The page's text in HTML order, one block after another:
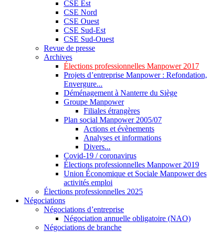
CSE Est
CSE Nord
CSE Ouest
CSE Sud-Est
CSE Sud-Ouest
Revue de presse
Archives
Élections professionnelles Manpower 2017
Projets d’entreprise Manpower : Refondation,
Envergure...
Déménagement à Nanterre du Siège
Groupe Manpower
Filiales étrangères
Plan social Manpower 2005/07
Actions et évènements
Analyses et informations
Divers...
Covid-19 / coronavirus
Élections professionnelles Manpower 2019
Union Économique et Sociale Manpower des
activités emploi
Élections professionnelles 2025
Négociations
Négociations d’entreprise
Négociation annuelle obligatoire (NAO)
Négociations de branche